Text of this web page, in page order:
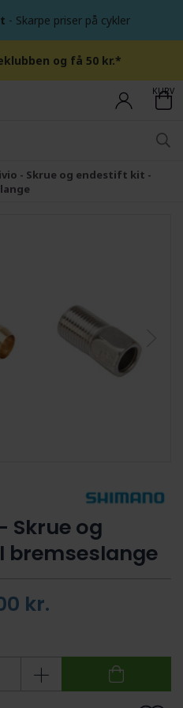
- Skarpe priser på cykler
og få 50 kr.*
KURV
- Skrue og endestift kit -
Skrue og
bremseslange
kr.